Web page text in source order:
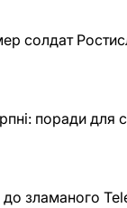
солдат
поради для
до зламаного